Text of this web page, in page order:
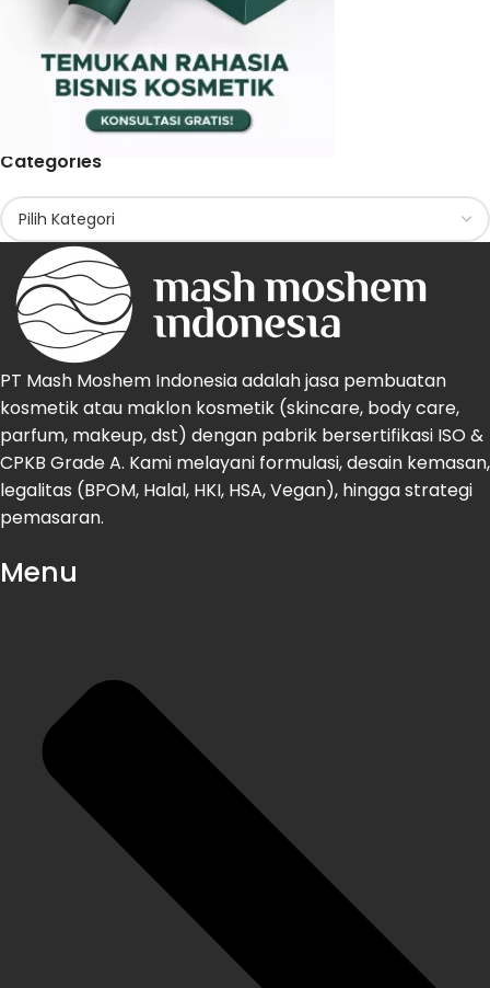
Categories
PT Mash Moshem Indonesia adalah jasa pembuatan
kosmetik atau maklon kosmetik (skincare, body care,
parfum, makeup, dst) dengan pabrik bersertifikasi ISO &
CPKB Grade A. Kami melayani formulasi, desain kemasan,
legalitas (BPOM, Halal, HKI, HSA, Vegan), hingga strategi
pemasaran.
Menu